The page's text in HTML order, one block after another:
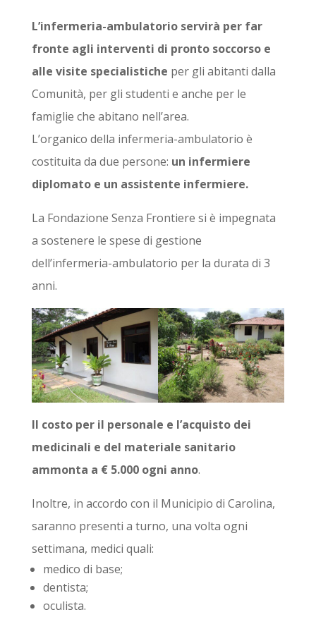
L’infermeria-ambulatorio servirà per far
fronte agli interventi di pronto soccorso e
alle visite specialistiche per gli abitanti dalla
Comunità, per gli studenti e anche per le
famiglie che abitano nell’area.
L’organico della infermeria-ambulatorio è
costituita da due persone: un infermiere
diplomato e un assistente infermiere.
La Fondazione Senza Frontiere si è impegnata
a sostenere le spese di gestione
dell’infermeria-ambulatorio per la durata di 3
anni.
Il costo per il personale e l’acquisto dei
medicinali e del materiale sanitario
ammonta a € 5.000 ogni anno.
Inoltre, in accordo con il Municipio di Carolina,
saranno presenti a turno, una volta ogni
settimana, medici quali:
medico di base;
dentista;
oculista.